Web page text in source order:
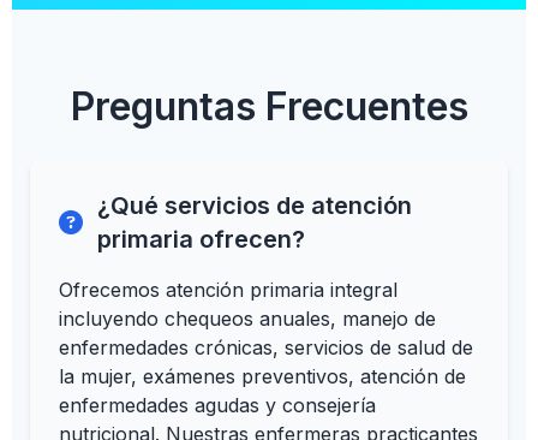
Preguntas Frecuentes
¿Qué servicios de atención
primaria ofrecen?
Ofrecemos atención primaria integral
incluyendo chequeos anuales, manejo de
enfermedades crónicas, servicios de salud de
la mujer, exámenes preventivos, atención de
enfermedades agudas y consejería
nutricional. Nuestras enfermeras practicantes